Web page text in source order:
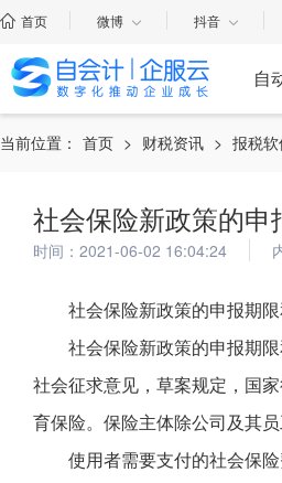
首页 微博 抖音
自
当前位置： 首页 > 财税资讯 > 报税
社会保险新政策的
时间：2021-06-02 16:04:24
社会保险新政策的申报期
社会保险新政策的申报期
社会征求意见，草案规定，国
育保险。保险主体除公司及其
使用者需要支付的社会保